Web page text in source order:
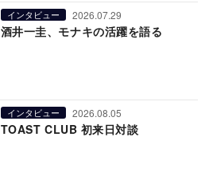
インタビュー 2026.07.29
酒井一圭、モナキの活躍を語る
インタビュー 2026.08.05
TOAST CLUB 初来日対談